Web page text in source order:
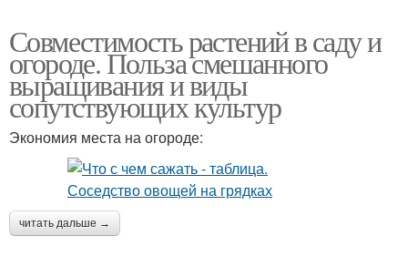
Совместимость растений в саду и
огороде. Польза смешанного
выращивания и виды
сопутствующих культур
Экономия места на огороде:
читать дальше →